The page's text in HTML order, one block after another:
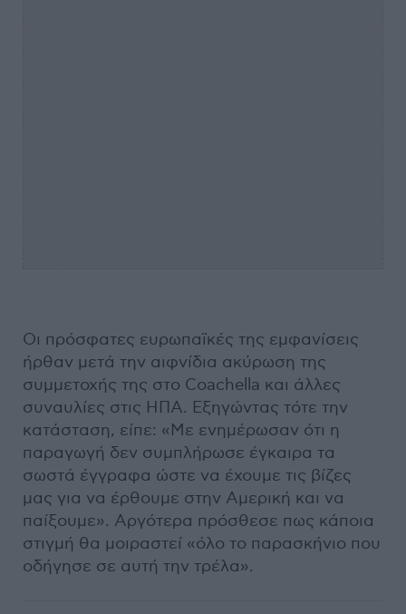
Οι πρόσφατες ευρωπαϊκές της εμφανίσεις
ήρθαν μετά την αιφνίδια ακύρωση της
συμμετοχής της στο Coachella και άλλες
συναυλίες στις ΗΠΑ. Εξηγώντας τότε την
κατάσταση, είπε: «Με ενημέρωσαν ότι η
παραγωγή δεν συμπλήρωσε έγκαιρα τα
σωστά έγγραφα ώστε να έχουμε τις βίζες
μας για να έρθουμε στην Αμερική και να
παίξουμε». Αργότερα πρόσθεσε πως κάποια
στιγμή θα μοιραστεί «όλο το παρασκήνιο που
οδήγησε σε αυτή την τρέλα».